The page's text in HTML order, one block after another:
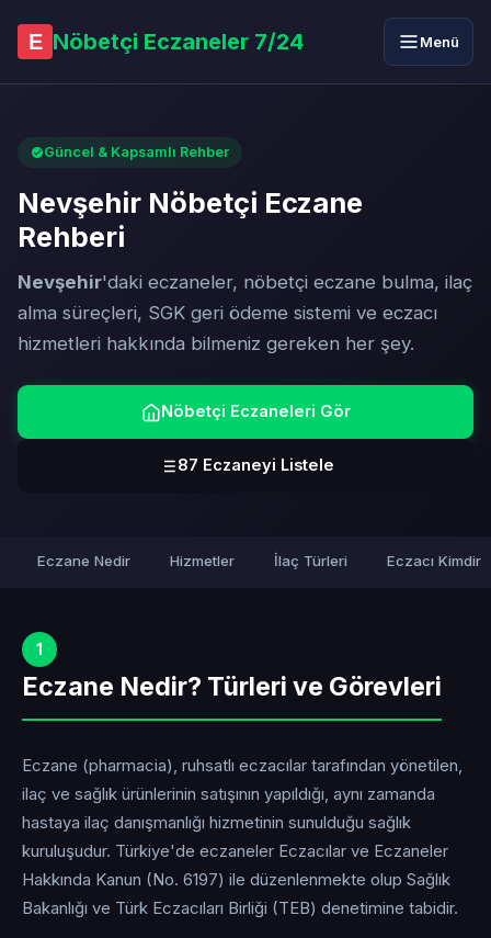
E Nöbetçi Eczaneler 7/24 Menü
Güncel & Kapsamlı Rehber
Nevşehir Nöbetçi Eczane
Rehberi
Nevşehir'daki eczaneler, nöbetçi eczane bulma, ilaç
alma süreçleri, SGK geri ödeme sistemi ve eczacı
hizmetleri hakkında bilmeniz gereken her şey.
Nöbetçi Eczaneleri Gör
87 Eczaneyi Listele
Eczane Nedir Hizmetler İlaç Türleri Eczacı Kimdir
1
Eczane Nedir? Türleri ve Görevleri
Eczane (pharmacia), ruhsatlı eczacılar tarafından yönetilen,
ilaç ve sağlık ürünlerinin satışının yapıldığı, aynı zamanda
hastaya ilaç danışmanlığı hizmetinin sunulduğu sağlık
kuruluşudur. Türkiye'de eczaneler Eczacılar ve Eczaneler
Hakkında Kanun (No. 6197) ile düzenlenmekte olup Sağlık
Bakanlığı ve Türk Eczacıları Birliği (TEB) denetimine tabidir.